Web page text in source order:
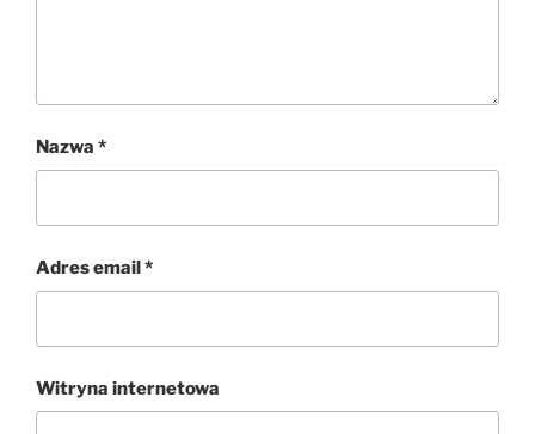
Nazwa *
Adres email*
Witryna internetowa